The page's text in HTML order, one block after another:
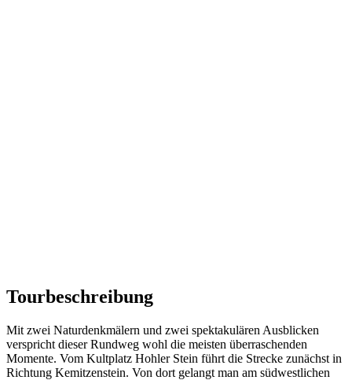
Tourbeschreibung
Mit zwei Naturdenkmälern und zwei spektakulären Ausblicken
verspricht dieser Rundweg wohl die meisten überraschenden
Momente. Vom Kultplatz Hohler Stein führt die Strecke zunächst in
Richtung Kemitzenstein. Von dort gelangt man am südwestlichen